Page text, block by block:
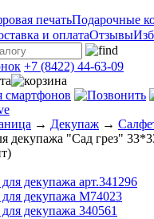
печатьПодарочные
и оплатаОтзывы
+7 (8422) 44-63-09
→ Декупаж →
декупажа "Сад грез"